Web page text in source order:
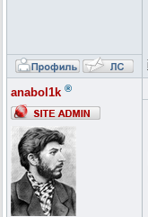
anabol1k ®